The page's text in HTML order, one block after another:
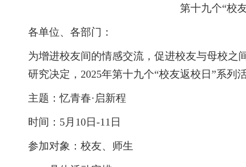
第十九个“校
各单位、各部门：
为增进校友间的情感交流，促进校友与母校之
研究决定，2025年第十九个“校友返校日”系列
主题：忆青春·启新程
时间：5月10日-11日
参加对象：校友、师生